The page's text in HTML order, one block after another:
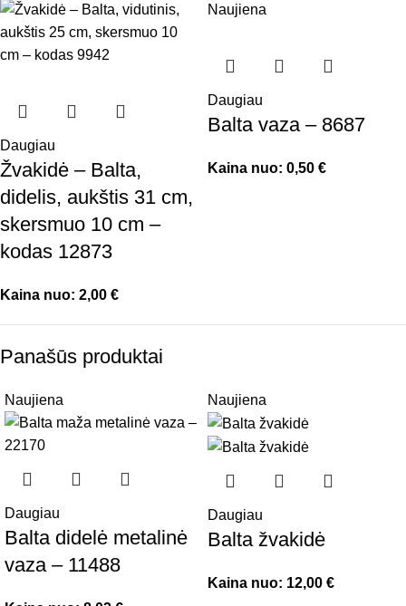
Daugiau
Žvakidė – Balta,
didelis, aukštis 31 cm,
skersmuo 10 cm –
kodas 12873
Kaina nuo: 2,00 €
Naujiena
Daugiau
Balta vaza – 8687
Kaina nuo: 0,50 €
Panašūs produktai
Naujiena
Daugiau
Balta didelė metalinė
vaza – 11488
Naujiena
Daugiau
Balta žvakidė
Kaina nuo: 12,00 €